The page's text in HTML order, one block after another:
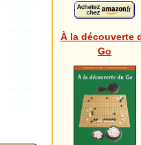
À la découverte
Go